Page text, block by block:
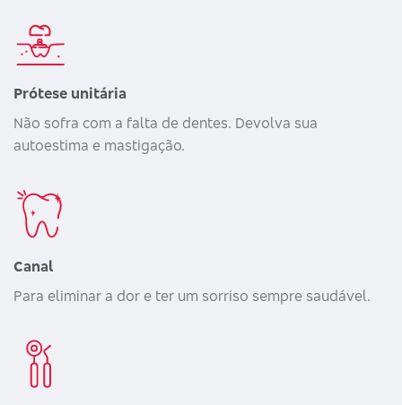
Prótese unitária
Não sofra com a falta de dentes. Devolva sua
autoestima e mastigação.
Canal
Para eliminar a dor e ter um sorriso sempre saudável.